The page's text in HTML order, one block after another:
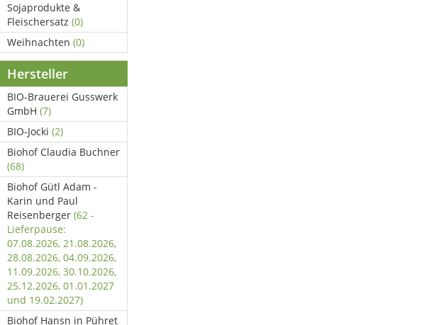
Sojaprodukte &
Fleischersatz (0)
Weihnachten (0)
Hersteller
BIO-Brauerei Gusswerk
GmbH (7)
BIO-Jocki (2)
Biohof Claudia Buchner
(68)
Biohof Gütl Adam -
Karin und Paul
Reisenberger (62 -
Lieferpause:
07.08.2026, 21.08.2026,
28.08.2026, 04.09.2026,
11.09.2026, 30.10.2026,
25.12.2026, 01.01.2027
und 19.02.2027)
Biohof Hansn in Pühret